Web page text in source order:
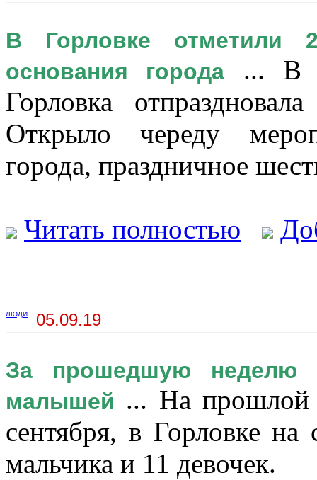
В Горловке отметили
основания города
... В
Горловка
Открыло череду
города, праздничное
Читать полностью
ЛЮДИ 05.09.19
За прошедшую неделю
малышей ... На прошлой
сентября, в Горловке
мальчика и 11 девочек.